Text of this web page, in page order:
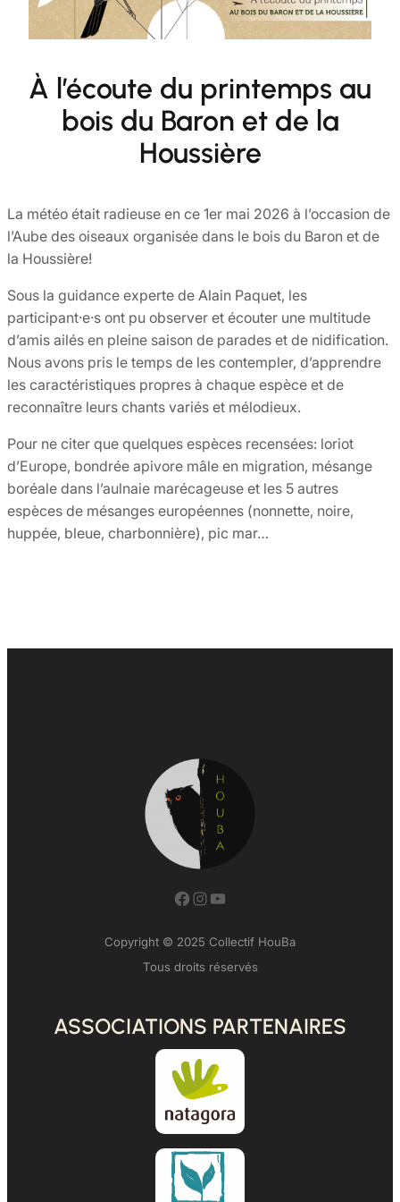
À l’écoute du printemps au
bois du Baron et de la
Houssière
La météo était radieuse en ce 1er mai 2026 à l’occasion de
l’Aube des oiseaux organisée dans le bois du Baron et de
la Houssière!
Sous la guidance experte de Alain Paquet, les
participant·e·s ont pu observer et écouter une multitude
d’amis ailés en pleine saison de parades et de nidification.
Nous avons pris le temps de les contempler, d’apprendre
les caractéristiques propres à chaque espèce et de
reconnaître leurs chants variés et mélodieux.
Pour ne citer que quelques espèces recensées: loriot
d’Europe, bondrée apivore mâle en migration, mésange
boréale dans l’aulnaie marécageuse et les 5 autres
espèces de mésanges européennes (nonnette, noire,
huppée, bleue, charbonnière), pic mar…
Facebook
Instagram
YouTube
Copyright © 2025 Collectif HouBa
Tous droits réservés
ASSOCIATIONS PARTENAIRES